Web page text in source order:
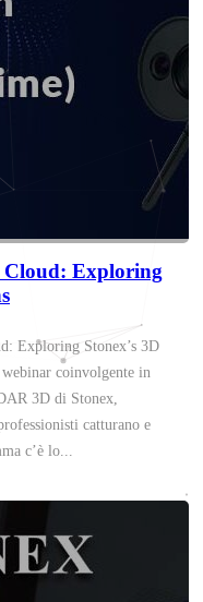
Cloud: Exploring
Exploring Stonex’s 3D
coinvolgente in
3D di Stonex,
catturano e
c’è lo...